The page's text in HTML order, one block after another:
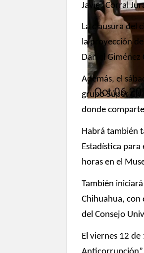
Javier Corral
La clausura del
la proyección
Daniel Giménez
Además, el
grupo Súper
donde
Habrá también
Estadística
horas en el
También
Chihuahua, con
del Consejo
El viernes 12